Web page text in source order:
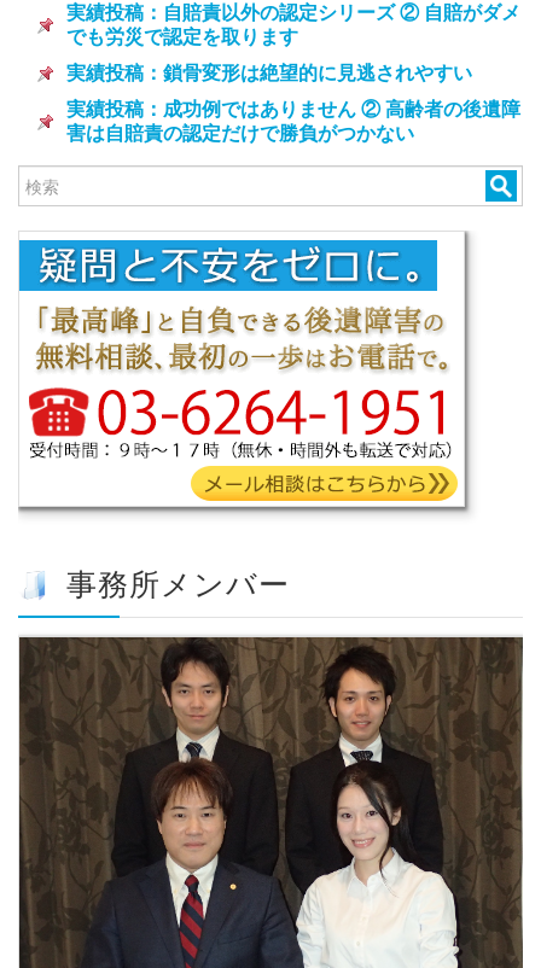
実績投稿：自賠責以外の認定シリーズ ② 自賠がダメ
でも労災で認定を取ります
実績投稿：鎖骨変形は絶望的に見逃されやすい
実績投稿：成功例ではありません ② 高齢者の後遺障
害は自賠責の認定だけで勝負がつかない
事務所メンバー